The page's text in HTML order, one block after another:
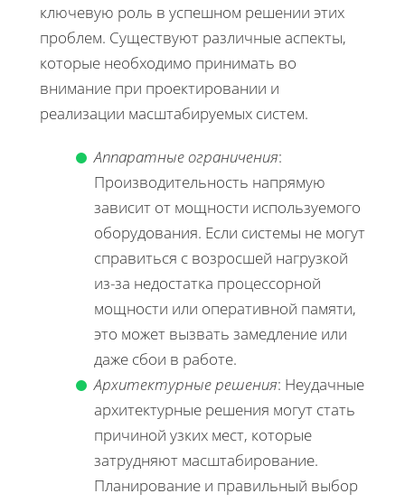
ключевую роль в успешном решении этих
проблем. Существуют различные аспекты,
которые необходимо принимать во
внимание при проектировании и
реализации масштабируемых систем.
Аппаратные ограничения:
Производительность напрямую
зависит от мощности используемого
оборудования. Если системы не могут
справиться с возросшей нагрузкой
из-за недостатка процессорной
мощности или оперативной памяти,
это может вызвать замедление или
даже сбои в работе.
Архитектурные решения: Неудачные
архитектурные решения могут стать
причиной узких мест, которые
затрудняют масштабирование.
Планирование и правильный выбор